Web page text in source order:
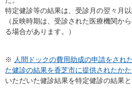
特定健診等の結果は、受診月の翌々月以
（反映時期は、受診された医療機関か
る場合があります。）
※ 人間ドックの費用助成の申請をされ
た健診の結果を香芝市に提供されたかた
いただいた健診結果を特定健診の結果と